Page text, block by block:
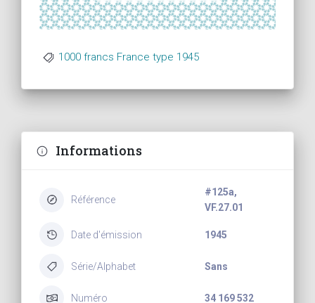
1000 francs France type 1945
Informations
Référence
#125a,
VF.27.01
Date d'émission 1945
Série/Alphabet Sans
Numéro 34 169 532